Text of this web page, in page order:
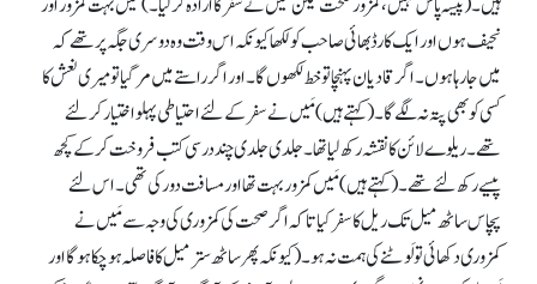
نحیف ہوں اور ایک کارڈ بھائی صاحب کو لکھا کیونکہ اس وقت وہ دوسری جگہ پر تھے کہ
میں جا رہا ہوں۔ اگر قادیان پہنچا تو خط لکھوں گا۔ اور اگر راستے میں مر گیا تو میری نعش کا
کسی کو بھی پتہ نہ لگے گا۔ (کہتے ہیں) مَیں نے سفر کے لئے احتیاطی پہلو اختیار کر لئے
تھے۔ ریلوے لائن کا نقشہ رکھ لیا تھا۔ جلدی جلدی چند درسی کتب فروخت کر کے کچھ
پیسے رکھ لئے تھے۔ (کہتے ہیں) مَیں کمزور بہت تھا اور مسافت دور کی تھی۔ اس لئے
پچاس ساٹھ میل تک ریل کا سفر کیا تا کہ اگر صحت کی کمزوری کی وجہ سے مَیں نے
کمزوری دکھائی تو لَوٹنے کی ہمت نہ ہو۔ (کیونکہ پھر ساٹھ ستر میل کا فاصلہ ہو چکا ہو گا اور